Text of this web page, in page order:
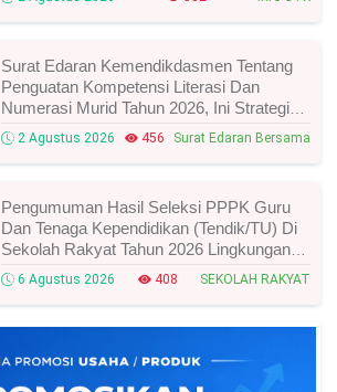
Surat Edaran Kemendikdasmen Tentang
Penguatan Kompetensi Literasi Dan
Numerasi Murid Tahun 2026, Ini Strategi
Dan Alurnya
2 Agustus 2026 456 Surat Edaran Bersama
Pengumuman Hasil Seleksi PPPK Guru
Dan Tenaga Kependidikan (Tendik/TU) Di
Sekolah Rakyat Tahun 2026 Lingkungan
Kementerian Sosial RI, Ini Daftar Nama
Peserta Yang Lolos!
6 Agustus 2026 408 SEKOLAH RAKYAT